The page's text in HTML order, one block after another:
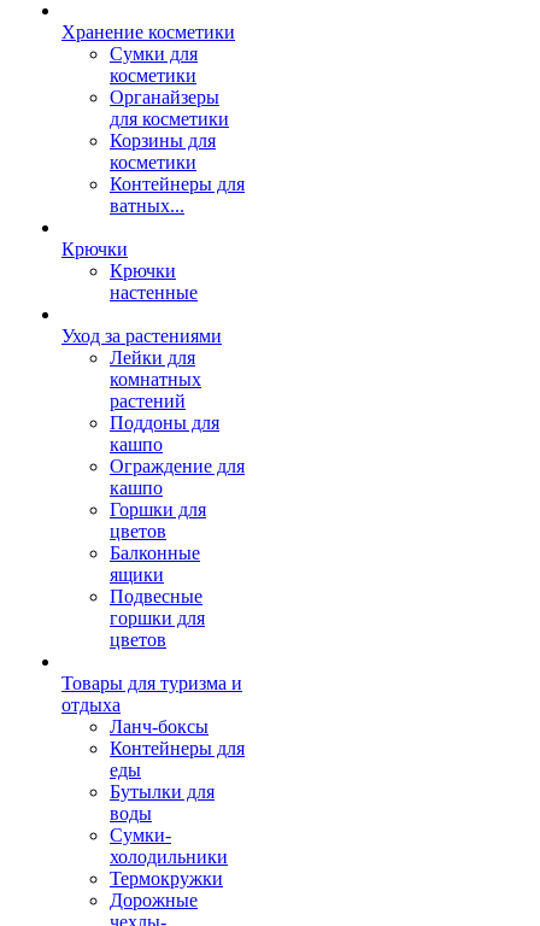
Хранение косметики
Сумки для
косметики
Органайзеры
для косметики
Корзины для
косметики
Контейнеры для
ватных...
Крючки
Крючки
настенные
Уход за растениями
Лейки для
комнатных
растений
Поддоны для
кашпо
Ограждение для
кашпо
Горшки для
цветов
Балконные
ящики
Подвесные
горшки для
цветов
Товары для туризма и
отдыха
Ланч-боксы
Контейнеры для
еды
Бутылки для
воды
Сумки-
холодильники
Термокружки
Дорожные
чехлы-